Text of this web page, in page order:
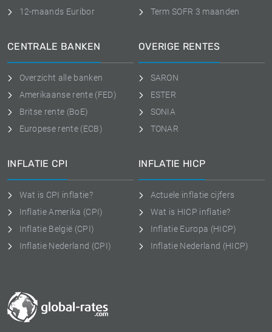
12-maands Euribor
Term SOFR 3 maanden
CENTRALE BANKEN
Overzicht alle banken
Amerikaanse rente (FED)
Britse rente (BoE)
Europese rente (ECB)
OVERIGE RENTES
SARON
ESTER
SONIA
TONAR
INFLATIE CPI
Wat is CPI inflatie?
Inflatie Amerika (CPI)
Inflatie België (CPI)
Inflatie Nederland (CPI)
INFLATIE HICP
Actuele inflatie cijfers
Wat is HICP inflatie?
Inflatie Europa (HICP)
Inflatie Nederland (HICP)